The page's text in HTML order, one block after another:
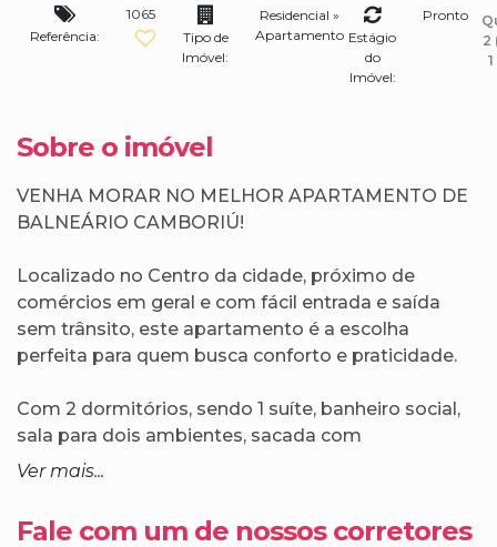
Referência:
1065
Tipo de
Imóvel:
Residencial »
Apartamento Estágio
do
Imóvel:
Pronto
2
Sobre o imóvel
VENHA MORAR NO MELHOR APARTAMENTO DE
BALNEÁRIO CAMBORIÚ!
Localizado no Centro da cidade, próximo de
comércios em geral e com fácil entrada e saída
sem trânsito, este apartamento é a escolha
perfeita para quem busca conforto e praticidade.
Com 2 dormitórios, sendo 1 suíte, banheiro social,
sala para dois ambientes, sacada com
churrasqueira à carvão, cozinha, living privativo,
possui tudo o que você precisa para viver bem.
Ver mais...
Fale com um de nossos corretores